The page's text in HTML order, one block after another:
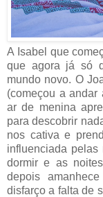
A Isabel que
que agora já só
mundo novo. O
(começou a andar
ar de menina
para descobrir
nos cativa e
influenciada pelas
dormir e as
depois
disfarço a falta de